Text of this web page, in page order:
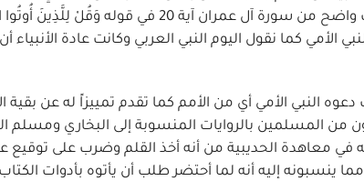
لزيني دحلان اه مصحح) لا من بني إسرائيل وذلك واضح من سورة آل
الأمي كما نقول اليوم النبي العربي وكانت عادة الأنبياء
النبي الأمي أي من الأمم كما تقدم تمييزاً له عن بقية
من المسلمين بالروايات المنسوبة إلى البخاري
في معاهدة الحديبية من أنه أخذ القلم وضرب على توقيع
ينسبونه إليه أنه لما أحتضر طلب أن يأتوه بأدوات